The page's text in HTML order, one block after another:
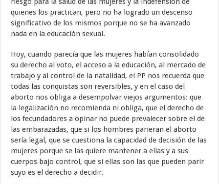
quienes los practican, pero no ha logrado un descenso
significativo de los mismos porque no se ha avanzado
nada en la educación sexual.
Hoy, cuando parecía que las mujeres habían consolidado
su derecho al voto, el acceso a la educación, al mercado de
trabajo y al control de la natalidad, el PP nos recuerda que
todas las conquistas son reversibles, y en el caso del
aborto nos obliga a desempolvar viejos argumentos: que
la legalización no recomienda ni obliga, que el derecho de
los fecundadores a opinar no puede prevalecer sobre el de
las embarazadas, que si los hombres parieran el aborto
sería legal, que se cuestiona la capacidad de decisión de las
mujeres porque se las quiere mantener a ellas y a sus
cuerpos bajo control, que si ellas son las que pueden parir
suyo es el derecho a decidir.